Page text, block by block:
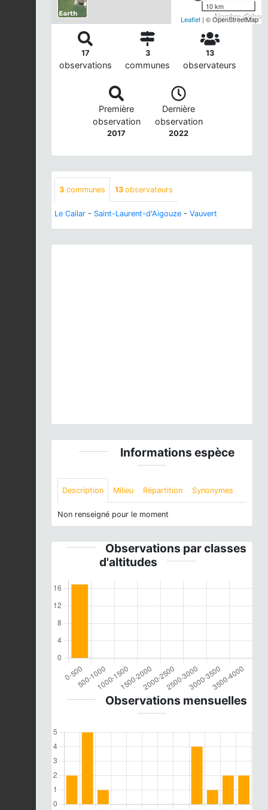
Nombre
10 km
Leaflet | © OpenStreetMap
17
observations
3
communes
13
observateurs
Première
observation
2017
Dernière
observation
2022
3 communes 13 observateurs
Le Cailar - Saint-Laurent-d'Aigouze - Vauvert
Informations espèce
Description Milieu Répartition Synonymes
Non renseigné pour le moment
Observations par classes
d'altitudes
Observations mensuelles